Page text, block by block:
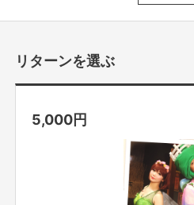
《時間》18:00〜
お取引において開示要求があった場合速
リターンを選ぶ
5,000円